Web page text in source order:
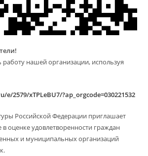
нашей организации, используя
2579/xTPLeBU7/?ap_orgcode=030221532
Российской Федерации приглашает
в оценке удовлетворенности граждан
и муниципальных организаций